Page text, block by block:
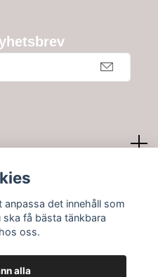
det innehåll som
få bästa tänkbara
oss.
alla